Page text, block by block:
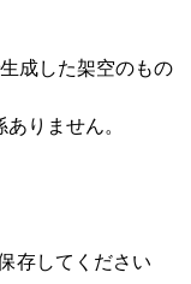
成した架空のもの
りません。
存してください